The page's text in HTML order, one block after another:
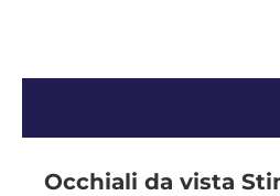
Occhiali da vista